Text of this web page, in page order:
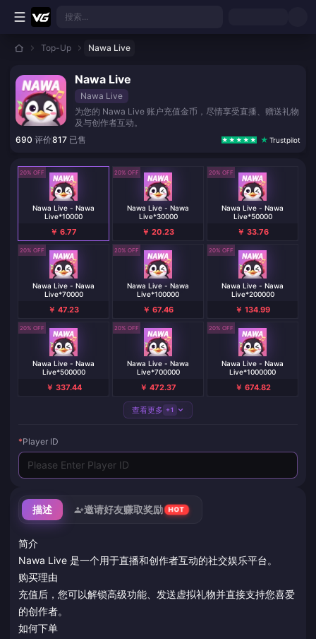
跳转至主要内容
搜索...
Top-Up Nawa Live
Nawa Live
Nawa Live
为您的 Nawa Live 账户充值金币，尽情享受直播、赠送礼物
及与创作者互动。
690 评价817 已售 Trustpilot
描述 邀请好友赚取奖励 HOT
简介
Nawa Live 是一个用于直播和创作者互动的社交娱乐平台。
购买理由
充值后，您可以解锁高级功能、发送虚拟礼物并直接支持您喜爱
的创作者。
如何下单
20% OFF
Nawa Live - Nawa
Live*10000
￥ 6.77
20% OFF
Nawa Live - Nawa
Live*30000
￥ 20.23
20% OFF
Nawa Live - Nawa
Live*50000
￥ 33.76
20% OFF
Nawa Live - Nawa
Live*70000
￥ 47.23
20% OFF
Nawa Live - Nawa
Live*100000
￥ 67.46
20% OFF
Nawa Live - Nawa
Live*200000
￥ 134.99
20% OFF
Nawa Live - Nawa
Live*500000
￥ 337.44
20% OFF
Nawa Live - Nawa
Live*700000
￥ 472.37
20% OFF
Nawa Live - Nawa
Live*1000000
￥ 674.82
查看更多 +1
*Player ID